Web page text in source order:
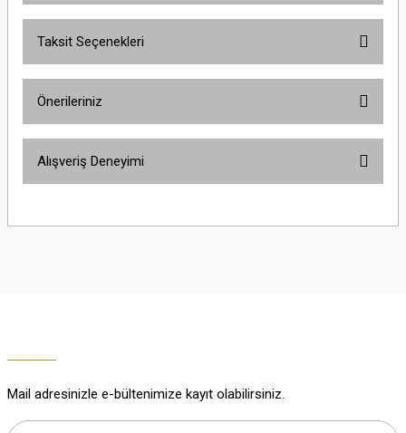
Taksit Seçenekleri
Önerileriniz
yetersiz gördüğünüz noktaları öneri formunu kullanarak tarafımıza
Alışveriş Deneyimi
Mail adresinizle e-bültenimize kayıt olabilirsiniz.